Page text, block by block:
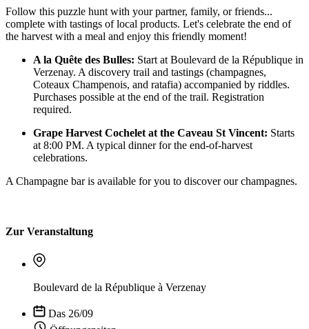
Follow this puzzle hunt with your partner, family, or friends...
complete with tastings of local products. Let's celebrate the end of
the harvest with a meal and enjoy this friendly moment!
A la Quête des Bulles: Start at Boulevard de la République in
Verzenay. A discovery trail and tastings (champagnes,
Coteaux Champenois, and ratafia) accompanied by riddles.
Purchases possible at the end of the trail. Registration
required.
Grape Harvest Cochelet at the Caveau St Vincent: Starts
at 8:00 PM. A typical dinner for the end-of-harvest
celebrations.
A Champagne bar is available for you to discover our champagnes.
Zur Veranstaltung
Boulevard de la République à Verzenay
Das 26/09